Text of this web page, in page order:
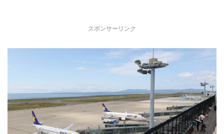
スポンサーリンク